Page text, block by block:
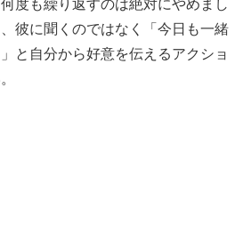
度も繰り返すのは絶対にやめまし
彼に聞くのではなく「今日も一緒
と自分から好意を伝えるアクショ